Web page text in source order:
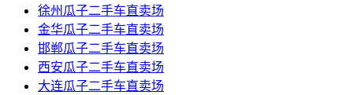
徐州瓜子二手车直卖场
金华瓜子二手车直卖场
邯郸瓜子二手车直卖场
西安瓜子二手车直卖场
大连瓜子二手车直卖场